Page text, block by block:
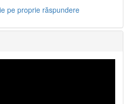
pe proprie răspundere